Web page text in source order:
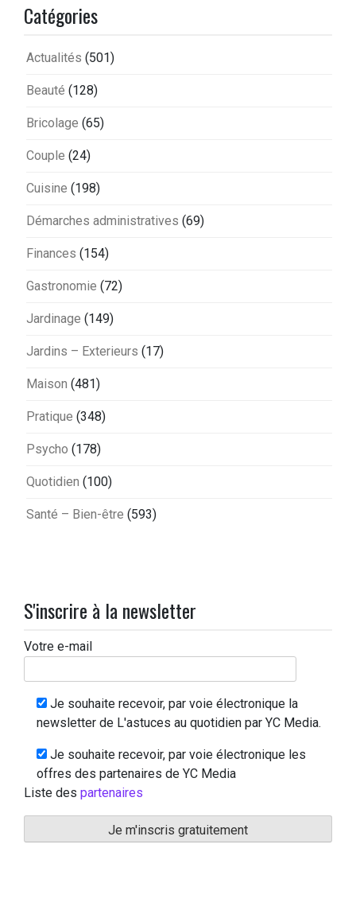
Catégories
Actualités (501)
Beauté (128)
Bricolage (65)
Couple (24)
Cuisine (198)
Démarches administratives (69)
Finances (154)
Gastronomie (72)
Jardinage (149)
Jardins – Exterieurs (17)
Maison (481)
Pratique (348)
Psycho (178)
Quotidien (100)
Santé – Bien-être (593)
S'inscrire à la newsletter
Votre e-mail
Je souhaite recevoir, par voie électronique la
newsletter de L'astuces au quotidien par YC Media.
Je souhaite recevoir, par voie électronique les
offres des partenaires de YC Media
Liste des partenaires